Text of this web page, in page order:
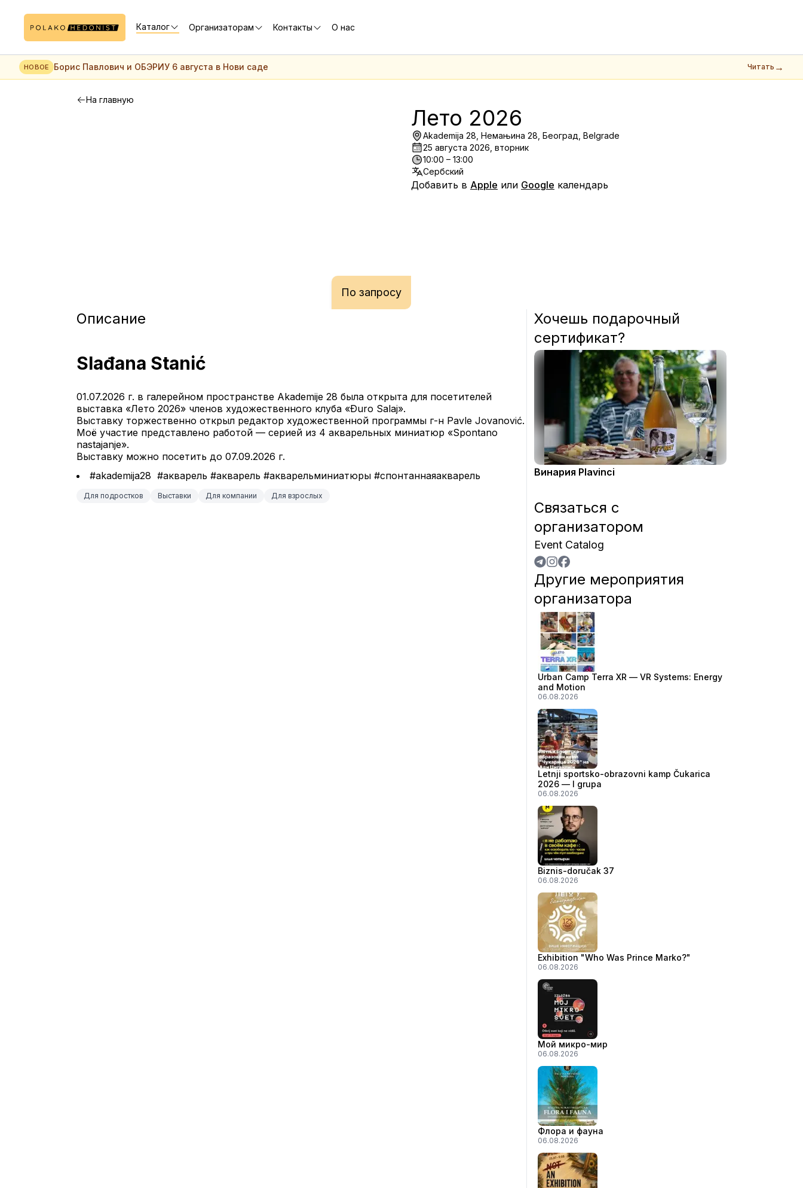
Каталог Организаторам Контакты О нас
НОВОЕ Борис Павлович и ОБЭРИУ 6 августа в Нови саде Читать →
На главную
По запросу
Лето 2026
Akademija 28, Немањина 28, Београд, Belgrade
25 августа 2026, вторник
10:00 – 13:00
Сербский
Добавить в Apple или Google календарь
Описание
Slađana Stanić
01.07.2026 г. в галерейном пространстве Akademije 28 была открыта для посетителей
выставка «Лето 2026» членов художественного клуба «Ðuro Salaj».
Выставку торжественно открыл редактор художественной программы г-н Pavle Jovanović.
Моё участие представлено работой — серией из 4 акварельных миниатюр «Spontano
nastajanje».
Выставку можно посетить до 07.09.2026 г.
#akademija28  #акварель #акварель #акварельминиатюры #спонтаннаяакварель
Для подростков Выставки Для компании Для взрослых
Хочешь подарочный
сертификат?
Винария Plavinci
Связаться с
организатором
Event Catalog
Другие мероприятия
организатора
Urban Camp Terra XR — VR Systems: Energy
and Motion
06.08.2026
Letnji sportsko-obrazovni kamp Čukarica
2026 — I grupa
06.08.2026
Biznis-doručak 37
06.08.2026
Exhibition "Who Was Prince Marko?"
06.08.2026
Мой микро-мир
06.08.2026
Флора и фауна
06.08.2026